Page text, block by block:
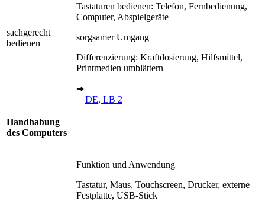
sachgerecht
bedienen
Tastaturen bedienen: Telefon, Fernbedienung,
Computer, Abspielgeräte
sorgsamer Umgang
Differenzierung: Kraftdosierung, Hilfsmittel,
Printmedien umblättern
➔
DE, LB 2
Handhabung
des Computers
Funktion und Anwendung
Tastatur, Maus, Touchscreen, Drucker, externe
Festplatte, USB-Stick